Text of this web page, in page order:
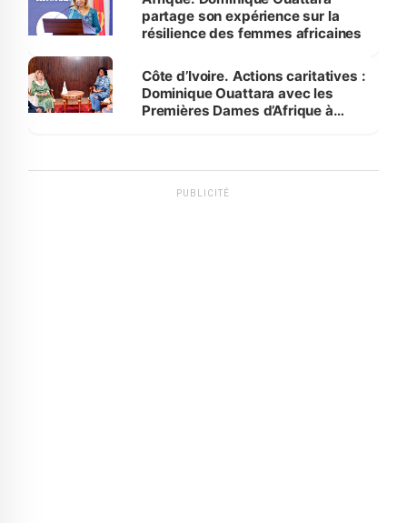
partage son expérience sur la
résilience des femmes africaines
Côte d’Ivoire. Actions caritatives :
Dominique Ouattara avec les
Premières Dames d’Afrique à
PUBLICITÉ